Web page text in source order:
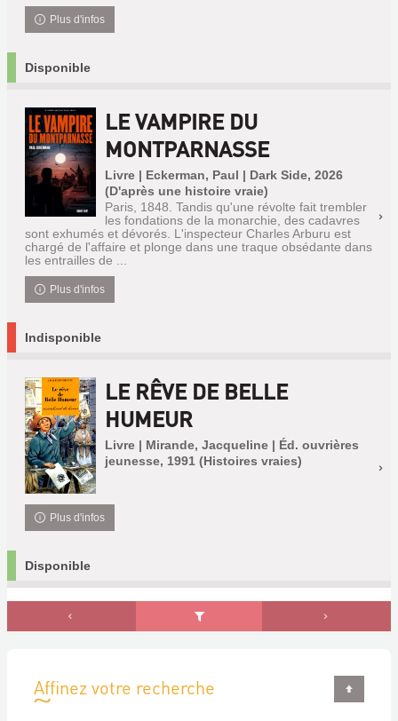
Plus d'infos
Disponible
LE VAMPIRE DU
MONTPARNASSE
Livre | Eckerman, Paul | Dark Side, 2026
(D'après une histoire vraie)
Paris, 1848. Tandis qu'une révolte fait trembler
les fondations de la monarchie, des cadavres
sont exhumés et dévorés. L'inspecteur Charles Arburu est
chargé de l'affaire et plonge dans une traque obsédante dans
les entrailles de ...
Plus d'infos
Indisponible
LE RÊVE DE BELLE
HUMEUR
Livre | Mirande, Jacqueline | Éd. ouvrières
jeunesse, 1991 (Histoires vraies)
Plus d'infos
Disponible
Affinez votre recherche